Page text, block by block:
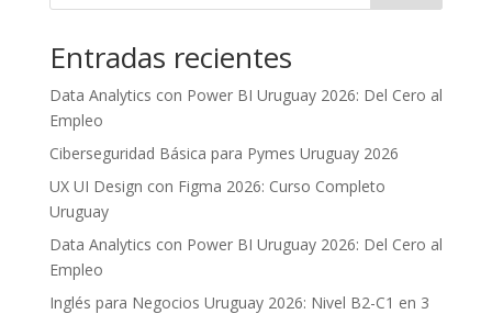
Entradas recientes
Data Analytics con Power BI Uruguay 2026: Del Cero al
Empleo
Ciberseguridad Básica para Pymes Uruguay 2026
UX UI Design con Figma 2026: Curso Completo
Uruguay
Data Analytics con Power BI Uruguay 2026: Del Cero al
Empleo
Inglés para Negocios Uruguay 2026: Nivel B2-C1 en 3